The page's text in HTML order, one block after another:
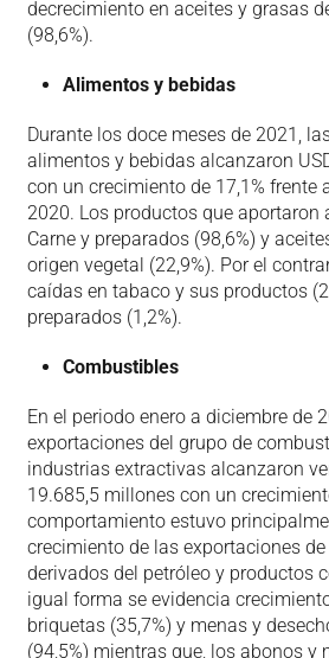
decrecimiento en aceites y grasas
(98,6%).
Alimentos y bebidas
Durante los doce meses de 2021,
alimentos y bebidas alcanzaron
con un crecimiento de 17,1% frente
2020. Los productos que aportaron
Carne y preparados (98,6%) y
origen vegetal (22,9%). Por el
caídas en tabaco y sus productos
preparados (1,2%).
Combustibles
En el periodo enero a diciembre de
exportaciones del grupo de
industrias extractivas alcanzaron
19.685,5 millones con un
comportamiento estuvo
crecimiento de las exportaciones
derivados del petróleo y productos
igual forma se evidencia
briquetas (35,7%) y menas y
(94,5%) mientras que, los abonos y